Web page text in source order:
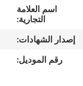
الواقع
الافتراضي
معلومات
اسم العلامة
التجارية:
إصدار الشهادات:
رقم الموديل: